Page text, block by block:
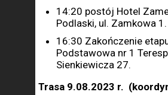
14:20 postój Hotel
Podlaski, ul. Zamkowa 1.
16:30 Zakończenie
Podstawowa nr 1
Sienkiewicza 27.
Trasa 9.08.2023 r.